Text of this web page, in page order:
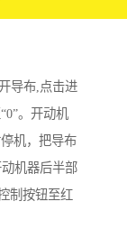
导布,点击进
。开动机
机，把导布
机器后半部
制按钮至红